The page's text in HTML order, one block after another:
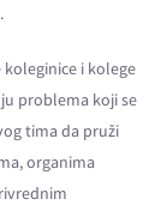
i kolege
problema koji se
tima da pruži
organima